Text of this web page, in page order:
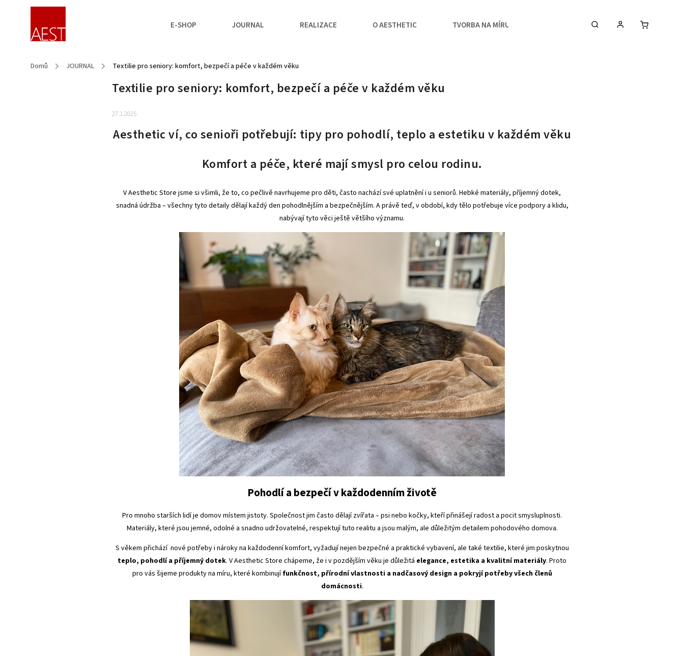
E-SHOP JOURNAL REALIZACE O AESTHETIC TVORBA NA MÍRU KONTAKTY & STUDIO
Domů / JOURNAL / Textilie pro seniory: komfort, bezpečí a péče v každém věku
Textilie pro seniory: komfort, bezpečí a péče v každém věku
27.1.2025
Aesthetic ví, co senioři potřebují: tipy pro pohodlí, teplo a estetiku v každém věku
Komfort a péče, které mají smysl pro celou rodinu.
V Aesthetic Store jsme si všimli, že to, co pečlivě navrhujeme pro děti, často nachází své uplatnění i u seniorů. Hebké materiály, příjemný dotek,
snadná údržba – všechny tyto detaily dělají každý den pohodlnějším a bezpečnějším. A právě teď, v období, kdy tělo potřebuje více podpory a klidu,
nabývají tyto věci ještě většího významu.
Pohodlí a bezpečí v každodenním životě
Pro mnoho starších lidí je domov místem jistoty. Společnost jim často dělají zvířata – psi nebo kočky, kteří přinášejí radost a pocit smysluplnosti.
Materiály, které jsou jemné, odolné a snadno udržovatelné, respektují tuto realitu a jsou malým, ale důležitým detailem pohodového domova.
S věkem přichází nové potřeby i nároky na každodenní komfort, vyžadují nejen bezpečné a praktické vybavení, ale také textilie, které jim poskytnou
teplo, pohodlí a příjemný dotek. V Aesthetic Store chápeme, že i v pozdějším věku je důležitá elegance, estetika a kvalitní materiály. Proto
pro vás šijeme produkty na míru, které kombinujífunkčnost, přírodní vlastnosti a nadčasový design a pokryjí potřeby všech členů
domácnosti.